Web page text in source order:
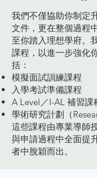
我們不僅協助你制定
文件，更在整個過程
至你踏入理想學府。
課程，以進一步強化
括：
模擬面試訓練課程
入學考試準備課程
A Level／I-AL 補習課
學術研究計劃（
這些課程由專業導師
與申請過程中全面提
者中脫穎而出。